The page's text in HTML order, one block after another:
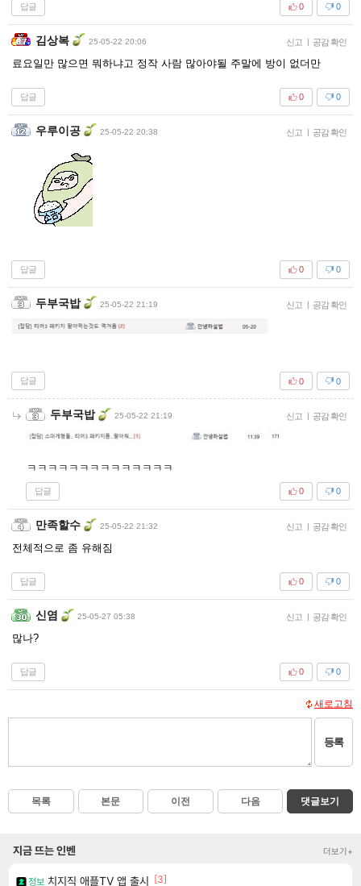
답글 0
0
김상복 25-05-22 20:06 신고 | 공감 확인
료요일만 많으면 뭐하냐고 정작 사람 많아야될 주말에 방이 없더만
답글 0
0
우루이공 25-05-22 20:38 신고 | 공감 확인
답글 0
0
두부국밥 25-05-22 21:19 신고 | 공감 확인
답글 0
0
두부국밥 25-05-22 21:19 신고 | 공감 확인
ㅋㅋㅋㅋㅋㅋㅋㅋㅋㅋㅋㅋㅋㅋ
답글 0
0
만족할수 25-05-22 21:32 신고 | 공감 확인
전체적으로 좀 유해짐
답글 0
0
신염 25-05-27 05:38 신고 | 공감 확인
많나?
답글 0
0
새로고침
등록
목록 본문 이전 다음 댓글보기
지금 뜨는 인벤 더보기+
정보 치지직 애플TV 앱 출시 [3]